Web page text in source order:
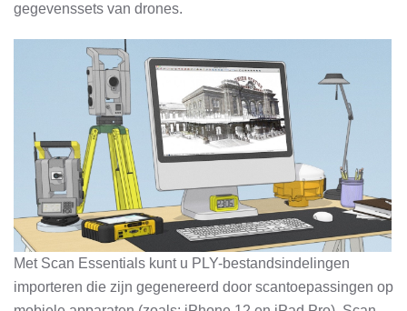
gegevenssets van drones.
Met Scan Essentials kunt u PLY-bestandsindelingen
importeren die zijn gegenereerd door scantoepassingen op